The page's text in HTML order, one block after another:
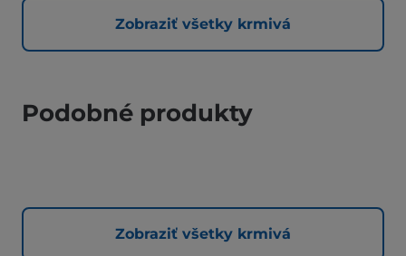
Zobraziť všetky krmivá
Podobné produkty
Zobraziť všetky krmivá